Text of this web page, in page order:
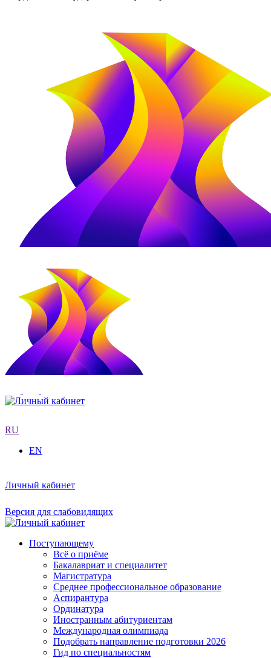
RU
EN
Личный кабинет
Версия для слабовидящих
Поступающему
Всё о приёме
Бакалавриат и специалитет
Магистратура
Среднее профессиональное образование
Аспирантура
Ординатура
Иностранным абитуриентам
Международная олимпиада
Подобрать направление подготовки 2026
Гид по специальностям